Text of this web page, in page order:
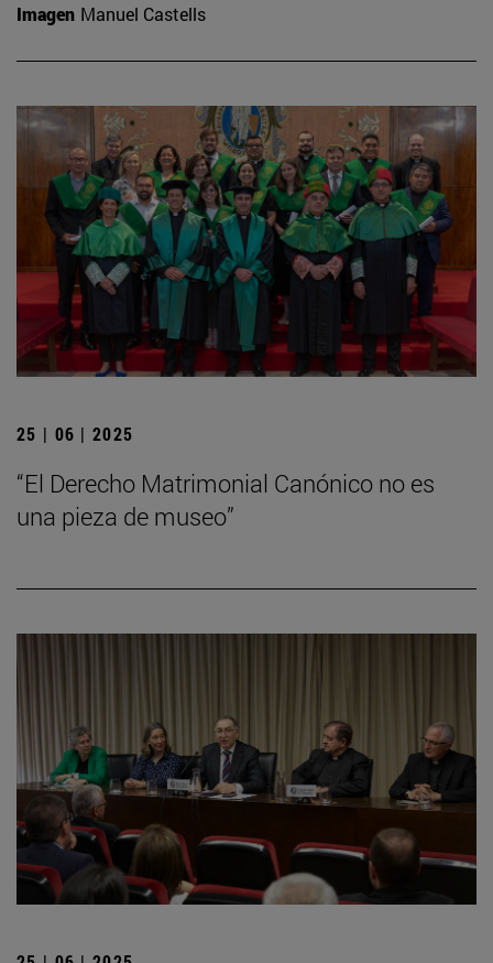
Imagen Manuel Castells
25 | 06 | 2025
“El Derecho Matrimonial Canónico no es
una pieza de museo”